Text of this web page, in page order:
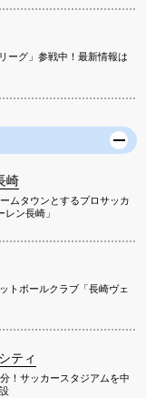
ーグ」参戦中！最新情報は
崎
ムタウンとするプロサッカ
ン長崎」
トボールクラブ「長崎ヴェ
ティ
！サッカースタジアムを中